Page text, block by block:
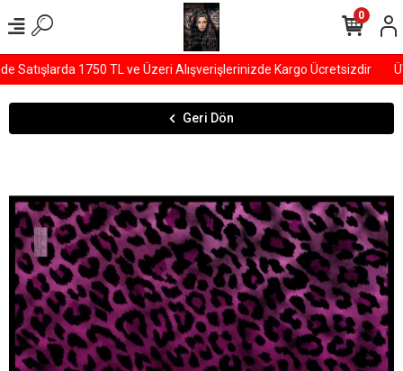
1750 TL ve Üzeri Alışverişlerinizde Kargo Ücretsizdir
0
Geri Dön